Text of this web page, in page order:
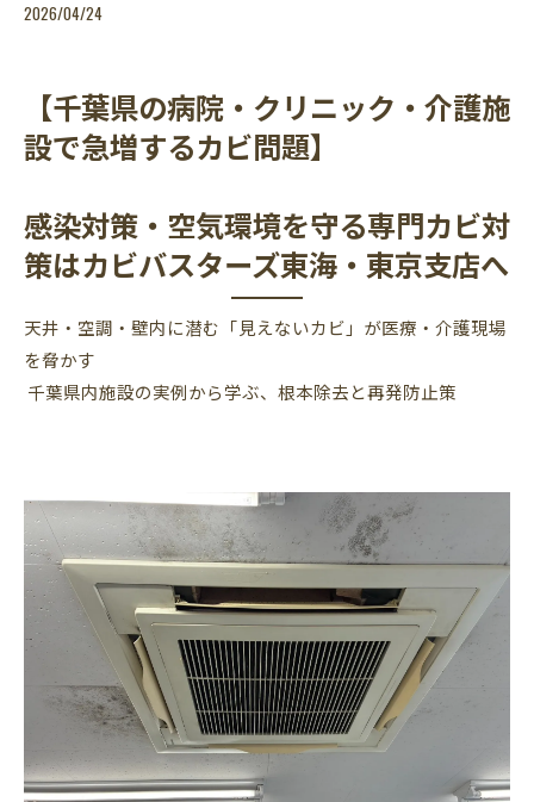
2026/04/24
【千葉県の病院・クリニック・介護施
設で急増するカビ問題】
感染対策・空気環境を守る専門カビ対
策はカビバスターズ東海・東京支店へ
天井・空調・壁内に潜む「見えないカビ」が医療・介護現場
を脅かす
千葉県内施設の実例から学ぶ、根本除去と再発防止策